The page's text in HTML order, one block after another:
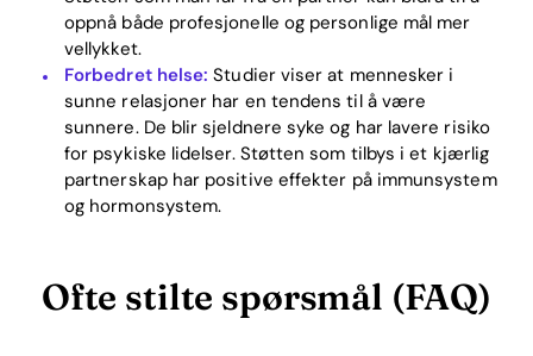
oppnå både profesjonelle og personlige mål mer
vellykket.
Forbedret helse: Studier viser at mennesker i
sunne relasjoner har en tendens til å være
sunnere. De blir sjeldnere syke og har lavere risiko
for psykiske lidelser. Støtten som tilbys i et kjærlig
partnerskap har positive effekter på immunsystem
og hormonsystem.
Ofte stilte spørsmål (FAQ)